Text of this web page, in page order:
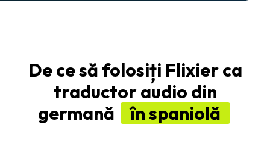
De ce să folosiți Flixier ca
traductor audio din
germană
în spaniolă